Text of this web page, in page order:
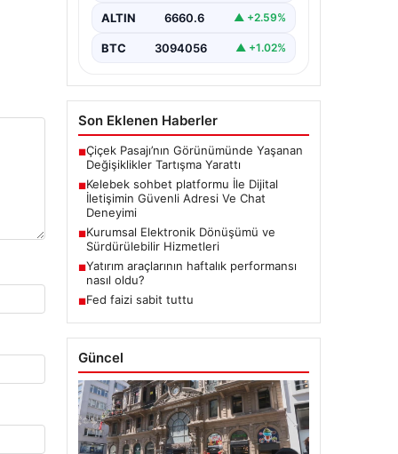
Günümüzde birçok…
ALTIN 6660.6 ▲ +2.59%
BTC 3094056 ▲ +1.02%
Son Eklenen Haberler
■Çiçek Pasajı’nın Görünümünde Yaşanan
Değişiklikler Tartışma Yarattı
■Kelebek sohbet platformu İle Dijital
İletişimin Güvenli Adresi Ve Chat
Deneyimi
■Kurumsal Elektronik Dönüşümü ve
Sürdürülebilir Hizmetleri
■Yatırım araçlarının haftalık performansı
nasıl oldu?
■Fed faizi sabit tuttu
Güncel